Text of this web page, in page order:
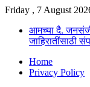
Friday , 7 August
आमच्या दै.
जाहिरातींसाठी
Home
Privacy Policy